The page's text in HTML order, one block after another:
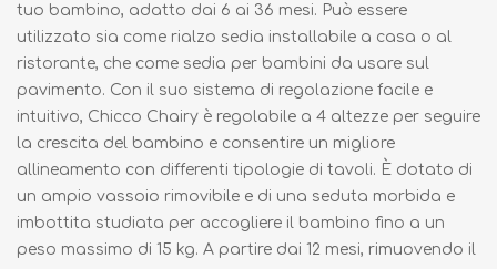
tuo bambino, adatto dai 6 ai 36 mesi. Può essere
utilizzato sia come rialzo sedia installabile a casa o al
ristorante, che come sedia per bambini da usare sul
pavimento. Con il suo sistema di regolazione facile e
intuitivo, Chicco Chairy è regolabile a 4 altezze per seguire
la crescita del bambino e consentire un migliore
allineamento con differenti tipologie di tavoli. È dotato di
un ampio vassoio rimovibile e di una seduta morbida e
imbottita studiata per accogliere il bambino fino a un
peso massimo di 15 kg. A partire dai 12 mesi, rimuovendo il